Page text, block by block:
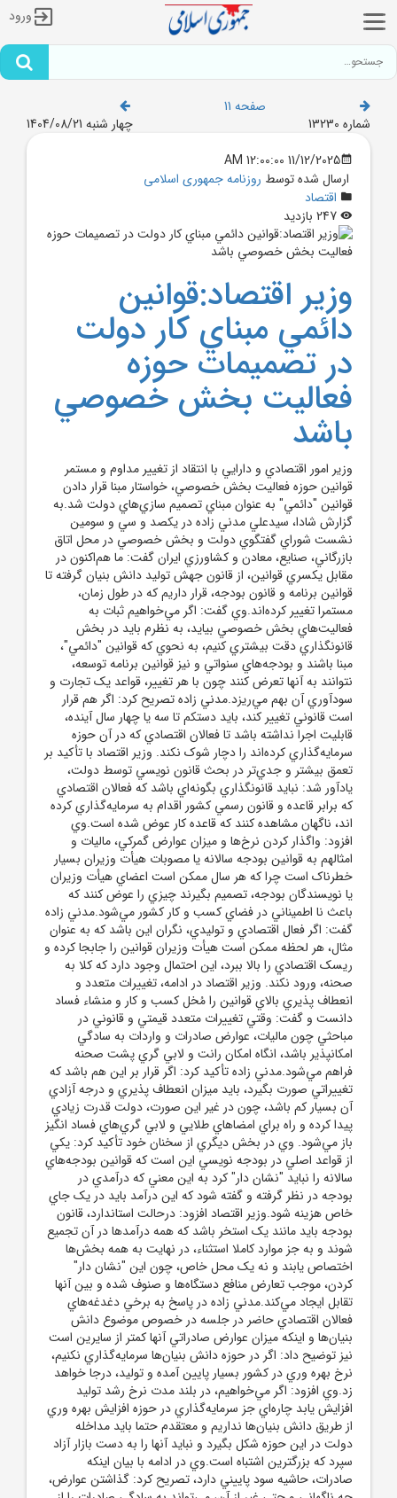
ورود
صفحه 11
شماره 13230
چهار شنبه 1404/08/21
11/12/2025 12:00:00 AM
ارسال شده توسط روزنامه جمهوری اسلامی
اقتصاد
وزير اقتصاد:قوانين
دائمي مبناي کار دولت
در تصميمات حوزه
فعاليت بخش خصوصي
باشد
وزير امور اقتصادي و دارايي با انتقاد از تغيير مداوم و مستمر
قوانين حوزه فعاليت بخش خصوصي، خواستار مبنا قرار دادن
قوانين "دائمي" به عنوان مبناي تصميم سازي‌هاي دولت شد.به
گزارش شادا، سيدعلي مدني زاده در يکصد و سي و سومين
نشست شوراي گفتگوي دولت و بخش خصوصي در محل اتاق
بازرگاني، صنايع، معادن و کشاورزي ايران گفت: ما هم‌اکنون در
مقابل يکسري قوانين، از قانون جهش توليد دانش بنيان گرفته تا
قوانين برنامه و قانون بودجه، قرار داريم که در طول زمان،
مستمرا تغيير کرده‌اند.وي گفت: اگر مي‌خواهيم ثبات به
فعاليت‌هاي بخش خصوصي بيايد، به نظرم بايد در بخش
قانونگذاري دقت بيشتري کنيم، به نحوي که قوانين "دائمي"،
مبنا باشند و بودجه‌هاي سنواتي و نيز قوانين برنامه توسعه،
نتوانند به آنها تعرض کنند چون با هر تغيير، قواعد يک تجارت و
سودآوري آن بهم مي‌ريزد.مدني زاده تصريح کرد: اگر هم قرار
است قانوني تغيير کند، بايد دستکم تا سه يا چهار سال آينده،
قابليت اجرا نداشته باشد تا فعالان اقتصادي که در آن حوزه
سرمايه‌گذاري کرده‌اند را دچار شوک نکند. وزير اقتصاد با تأکيد بر
تعمق بيشتر و جدي‌تر در بحث قانون نويسي توسط دولت،
يادآور شد: نبايد قانونگذاري بگونه‌اي باشد که فعالان اقتصادي
که برابر قاعده و قانون رسمي کشور اقدام به سرمايه‌گذاري کرده
اند، ناگهان مشاهده کنند که قاعده کار عوض شده است.وي
افزود: واگذار کردن نرخ‌ها و ميزان عوارض گمرکي، ماليات و
امثالهم به قوانين بودجه سالانه يا مصوبات هيأت وزيران بسيار
خطرناک است چرا که هر سال ممکن است اعضاي هيأت وزيران
يا نويسندگان بودجه، تصميم بگيرند چيزي را عوض کنند که
باعث نا اطميناني در فضاي کسب و کار کشور مي‌شود.مدني زاده
گفت: اگر فعال اقتصادي و توليدي، نگران اين باشد که به عنوان
مثال، هر لحظه ممکن است هيأت وزيران قوانين را جابجا کرده و
ريسک اقتصادي را بالا ببرد، اين احتمال وجود دارد که کلا به
صحنه، ورود نکند. وزير اقتصاد در ادامه، تغييرات متعدد و
انعطاف پذيري بالاي قوانين را مُخل کسب و کار و منشاء فساد
دانست و گفت: وقتي تغييرات متعدد قيمتي و قانوني در
مباحثي چون ماليات، عوارض صادرات و واردات به سادگي
امکانپذير باشد، انگاه امکان رانت و لابي گري پشت صحنه
فراهم مي‌شود.مدني زاده تأکيد کرد: اگر قرار بر اين هم باشد که
تغييراتي صورت بگيرد، بايد ميزان انعطاف پذيري و درجه آزادي
آن بسيار کم باشد، چون در غير اين صورت، دولت قدرت زيادي
پيدا کرده و راه براي امضا‌هاي طلايي و لابي گري‌هاي فساد انگيز
باز مي‌شود. وي در بخش ديگري از سخنان خود تأکيد کرد: يکي
از قواعد اصلي در بودجه نويسي اين است که قوانين بودجه‌هاي
سالانه را نبايد "نشان دار" کرد به اين معني که درآمدي در
بودجه در نظر گرفته و گفته شود که اين درآمد بايد در يک جاي
خاص هزينه شود.وزير اقتصاد افزود: درحالت استاندارد، قانون
بودجه بايد مانند يک استخر باشد که همه درآمدها در آن تجميع
شوند و به جز موارد کاملا استثناء، در نهايت به همه بخش‌ها
اختصاص يابند و نه يک محل خاص، چون اين "نشان دار"
کردن، موجب تعارض منافع دستگاه‌ها و صنوف شده و بين آنها
تقابل ايجاد مي‌کند.مدني زاده در پاسخ به برخي دغدغه‌هاي
فعالان اقتصادي حاضر در جلسه در خصوص موضوع دانش
بنيان‌ها و اينکه ميزان عوارض صادراتي آنها کمتر از سايرين است
نيز توضيح داد: اگر در حوزه دانش بنيان‌ها سرمايه‌گذاري نکنيم،
نرخ بهره وري در کشور بسيار پايين آمده و توليد، درجا خواهد
زد.وي افزود: اگر مي‌خواهيم، در بلند مدت نرخ رشد توليد
افزايش يابد چاره‌اي جز سرمايه‌گذاري در حوزه افزايش بهره وري
از طريق دانش بنيان‌ها نداريم و معتقدم حتما بايد مداخله
دولت در اين حوزه شکل بگيرد و نبايد آنها را به دست بازار آزاد
سپرد که بزرگترين اشتباه است.وي در ادامه با بيان اينکه
صادرات، حاشيه سود پاييني دارد، تصريح کرد: گذاشتن عوارض،